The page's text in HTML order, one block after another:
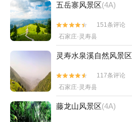
五岳寨风景区(4A)


151条评论
石家庄·灵寿县
灵寿水泉溪自然风景区


117条评论
石家庄·灵寿县
藤龙山风景区(4A)